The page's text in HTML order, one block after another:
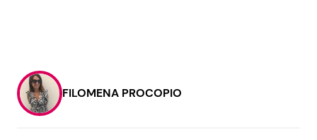
FILOMENA PROCOPIO